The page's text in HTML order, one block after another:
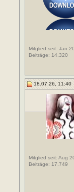
Mitglied seit: Jan
Beiträge: 14.320
18.07.26, 11:40
Mitglied seit: Aug
Beiträge: 17.749